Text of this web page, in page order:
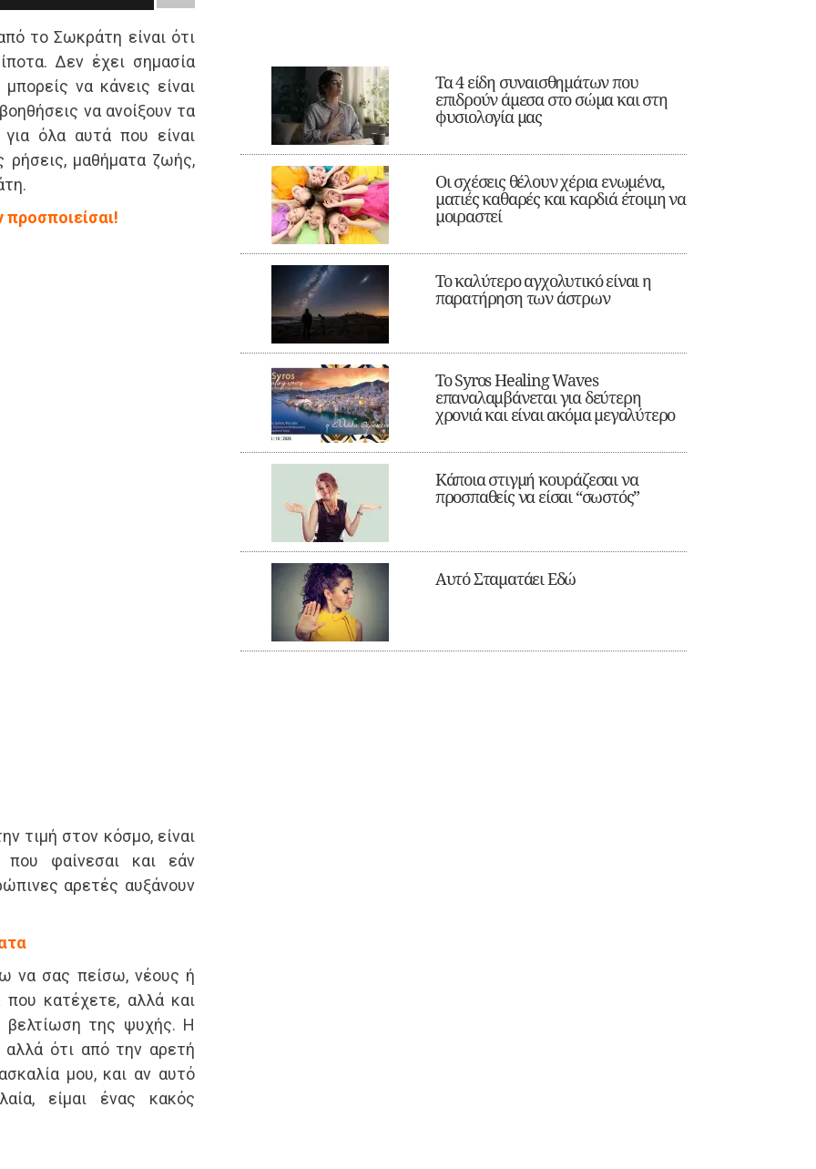
το Σωκράτη είναι ότι
Δεν έχει σημασία
να κάνεις είναι
να ανοίξουν τα
για όλα αυτά που είναι
ρήσεις, μαθήματα ζωής,
τιμή στον κόσμο, είναι
που φαίνεσαι και εάν
αρετές αυξάνουν
να σας πείσω, νέους ή
κατέχετε, αλλά και
βελτίωση της ψυχής. Η
ότι από την αρετή
μου, και αν αυτό
είμαι ένας κακός
Τα 4 είδη συναισθημάτων που
επιδρούν άμεσα στο σώμα και στη
φυσιολογία μας
Οι σχέσεις θέλουν χέρια ενωμένα,
ματιές καθαρές και καρδιά έτοιμη να
μοιραστεί
Το καλύτερο αγχολυτικό είναι η
παρατήρηση των άστρων
Το Syros Healing Waves
επαναλαμβάνεται για δεύτερη
χρονιά και είναι ακόμα μεγαλύτερο
Κάποια στιγμή κουράζεσαι να
προσπαθείς να είσαι “σωστός”
Αυτό Σταματάει Εδώ